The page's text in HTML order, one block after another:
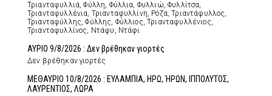
Τριανταφυλλιά, Φύλλη, Φύλλια, Φυλλιώ, Φυλλίτσα,
Τριανταφυλλένια, Τριανταφυλλίνη, Ρόζα, Τριαντάφυλλος,
Τριανταφύλλης, Φύλλης, Φύλλιος, Τριανταφυλλένιος,
Τριανταφυλλίνος, Ντάφυ, Ντάφι
ΑΥΡΙΟ 9/8/2026 : Δεν βρέθηκαν γιορτές
Δεν βρέθηκαν γιορτές
ΜΕΘΑΥΡΙΟ 10/8/2026 : ΕΥΛΑΜΠΙΑ, ΗΡΩ, ΉΡΩΝ, ΙΠΠΟΛΥΤΟΣ,
ΛΑΥΡΕΝΤΙΟΣ, ΛΩΡΑ